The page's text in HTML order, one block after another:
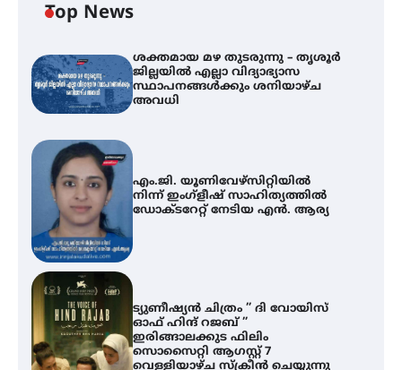
Top News
ശക്തമായ മഴ തുടരുന്നു – തൃശൂർ
ജില്ലയിൽ എല്ലാ വിദ്യാഭ്യാസ
സ്ഥാപനങ്ങൾക്കും ശനിയാഴ്ച
അവധി
എം.ജി. യൂണിവേഴ്‌സിറ്റിയിൽ
നിന്ന് ഇംഗ്ളീഷ് സാഹിത്യത്തിൽ
ഡോക്ടറേറ്റ് നേടിയ എൻ. ആര്യ
ട്യുണീഷ്യൻ ചിത്രം ” ദി വോയിസ്
ഓഫ് ഹിന്ദ് റജബ് ”
ഇരിങ്ങാലക്കുട ഫിലിം
സൊസൈറ്റി ആഗസ്റ്റ് 7
വെള്ളിയാഴ്ച സ്‌ക്രീൻ ചെയ്യുന്നു